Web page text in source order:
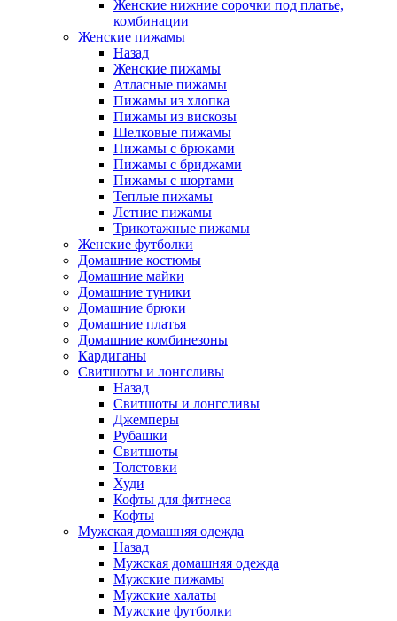
Женские нижние сорочки под платье,
комбинации
Женские пижамы
Назад
Женские пижамы
Атласные пижамы
Пижамы из хлопка
Пижамы из вискозы
Шелковые пижамы
Пижамы с брюками
Пижамы с бриджами
Пижамы с шортами
Теплые пижамы
Летние пижамы
Трикотажные пижамы
Женские футболки
Домашние костюмы
Домашние майки
Домашние туники
Домашние брюки
Домашние платья
Домашние комбинезоны
Кардиганы
Свитшоты и лонгсливы
Назад
Свитшоты и лонгсливы
Джемперы
Рубашки
Свитшоты
Толстовки
Худи
Кофты для фитнеса
Кофты
Мужская домашняя одежда
Назад
Мужская домашняя одежда
Мужские пижамы
Мужские халаты
Мужские футболки